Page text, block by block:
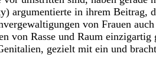
argumentierte in ihrem Beitrag,
von Frauen
von Rasse und Raum
gezielt mit ein und